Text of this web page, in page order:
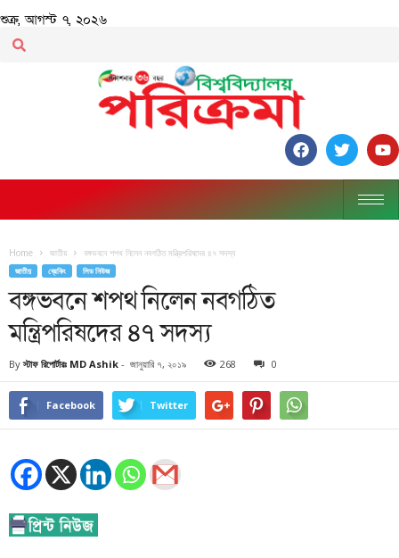
শুক্র, আগস্ট ৭, ২০২৬
Home জাতীয় বঙ্গভবনে শপথ নিলেন নবগঠিত মন্ত্রিপরিষদের ৪৭ সদস্য
জাতীয় ব্রেকিং লিড নিউজ
বঙ্গভবনে শপথ নিলেন নবগঠিত
মন্ত্রিপরিষদের ৪৭ সদস্য
By স্টাফ রিপোর্টারঃ MD Ashik - জানুয়ারি ৭, ২০১৯ 268 0
Facebook Twitter